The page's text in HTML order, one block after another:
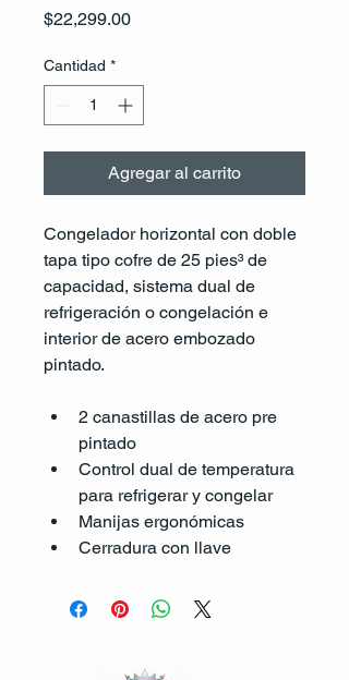
$22,299.00Precio
Cantidad *
Agregar al carrito
Congelador horizontal con doble
tapa tipo cofre de 25 pies³ de
capacidad, sistema dual de
refrigeración o congelación e
interior de acero embozado
pintado.
2 canastillas de acero pre
pintado
Control dual de temperatura
para refrigerar y congelar
Manijas ergonómicas
Cerradura con llave